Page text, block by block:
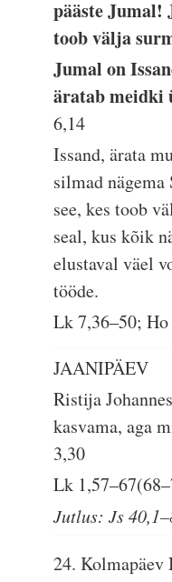
pääste Jumal!
toob välja
Jumal on
äratab meidki
6,14
Issand, ärata
silmad nägema
see, kes toob
seal, kus kõik
elustaval väel
tööde.
Lk 7,36–50; Ho
JAANIPÄEV
Ristija
kasvama, aga
3,30
Lk
Jutlus: Js
24. Kolmapäev